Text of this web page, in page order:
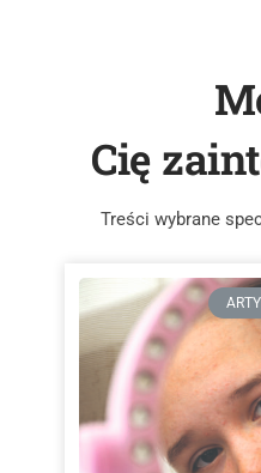
Cię
Treści wybrane